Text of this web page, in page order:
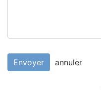
Envoyer annuler